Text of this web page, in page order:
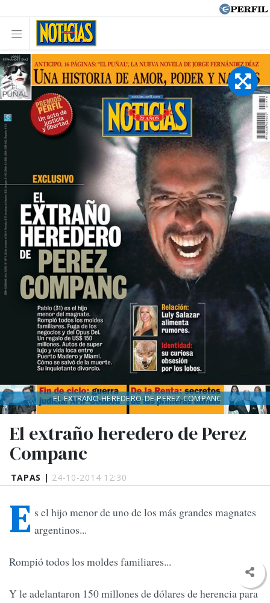
TAPAS | 24-10-2014 12:30
El extraño heredero de Perez
Companc
EL-EXTRANO-HEREDERO-DE-PEREZ-COMPANC
E s el hijo menor de uno de los más grandes magnates
argentinos...
Rompió todos los moldes familiares...
Y le adelantaron 150 millones de dólares de herencia para